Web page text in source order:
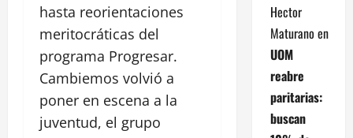
hasta reorientaciones
meritocráticas del
programa Progresar.
Cambiemos volvió a
poner en escena a la
juventud, el grupo
Hector
Maturano en
UOM
reabre
paritarias:
buscan